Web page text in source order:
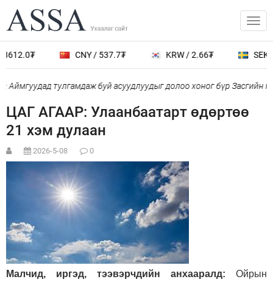
CNY / 537.7₮ KRW / 2.66₮ SEK /
тулгамдаж буй асуудлуудыг долоо хоног бүр Засгийн
ЦАГ АГААР: Улаанбаатарт өдөртөө
21 хэм дулаан
2026-5-08 0
Малчид, иргэд, тээвэрчдийн анхааралд: Ойрын